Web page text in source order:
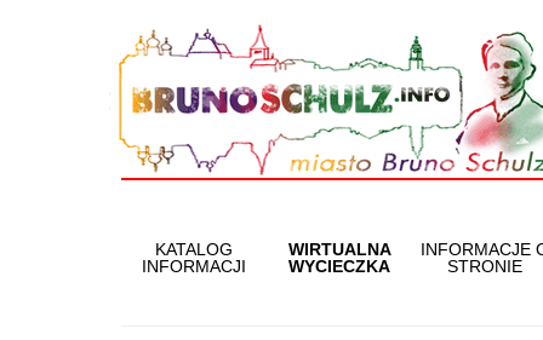
KATALOG
INFORMACJI
WIRTUALNA
WYCIECZKA
INFORMACJE
STRONIE